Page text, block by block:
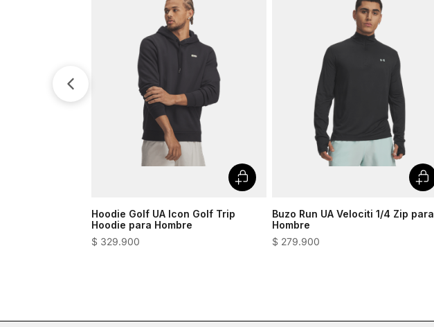
Hoodie Golf UA Icon Golf Trip
Hoodie para Hombre
$ 329.900
Buzo Run UA Velociti 1/4 Zip para
Hombre
$ 279.900